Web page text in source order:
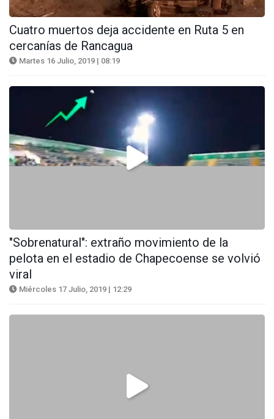
Cuatro muertos deja accidente en Ruta 5 en
cercanías de Rancagua
Martes 16 Julio, 2019 | 08:19
"Sobrenatural": extraño movimiento de la
pelota en el estadio de Chapecoense se volvió
viral
Miércoles 17 Julio, 2019 | 12:29